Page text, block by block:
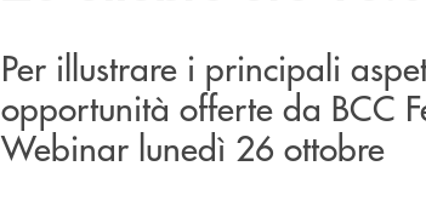
Per illustrare i principali
opportunità offerte da BCC
Webinar lunedì 26 ottobre